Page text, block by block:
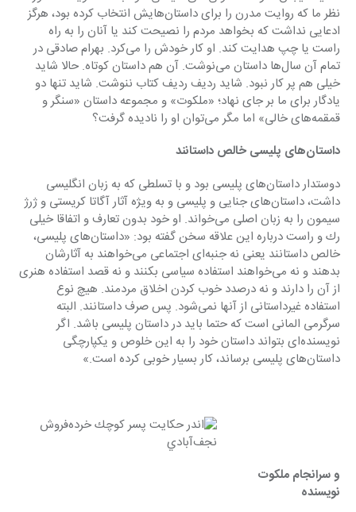
نظر ما كه روایت مدرن را برای داستان‌هایش انتخاب كرده بود، هرگز
ادعایی نداشت كه بخواهد مردم را نصیحت كند یا آنان را به راه
راست یا چپ هدایت كند. او كار خودش را می‌كرد. بهرام صادقی در
تمام آن سال‌ها داستان می‌نوشت. آن هم داستان كوتاه. حالا شاید
خیلی هم پر كار نبود. شاید ردیف ردیف كتاب ننوشت. شاید تنها دو
یادگار برای ما بر جای نهاد؛ «ملكوت» و مجموعه داستان «سنگر و
قمقمه‌های خالی» اما مگر می‌توان او را نادیده گرفت؟
داستان‌های پلیسی خالص داستانند
دوستدار داستان‌های پلیسی بود و با تسلطی كه به زبان انگلیسی
داشت، داستان‌های جنایی و پلیسی و به ویژه آثار آگاتا كریستی و ژرژ
سیمون را به زبان اصلی می‌خواند. او خود بدون تعارف و اتفاقا خیلی
رك و راست درباره این علاقه سخن گفته بود: «داستان‌های پلیسی،
خالص داستانند یعنی نه جنبه‌ای اجتماعی می‌خواهند به آثارشان
بدهند و نه می‌خواهند استفاده سیاسی بكنند و نه قصد استفاده هنری
از آن را دارند و نه درصدد خوب كردن اخلاق مردمند. هیچ نوع
استفاده غیرداستانی از آنها نمی‌شود. پس صرف داستانند. البته
سرگرمی المانی است كه حتما باید در داستان پلیسی باشد. اگر
نویسنده‌ای بتواند داستان خود را به این خلوص و یكپارچگی
داستان‌های پلیسی برساند، كار بسیار خوبی كرده است.»
و سرانجام ملكوت
نویسنده